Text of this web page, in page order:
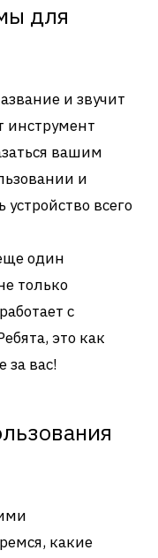
для
и звучит
инструмент
вашим
и
устройство всего
один
только
с
это как
за вас!
какие